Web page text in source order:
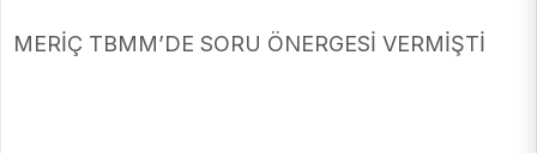
MERİÇ TBMM’DE SORU ÖNERGESİ VERMİŞTİ